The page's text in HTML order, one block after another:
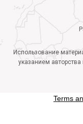
Использование
указанием
Terms